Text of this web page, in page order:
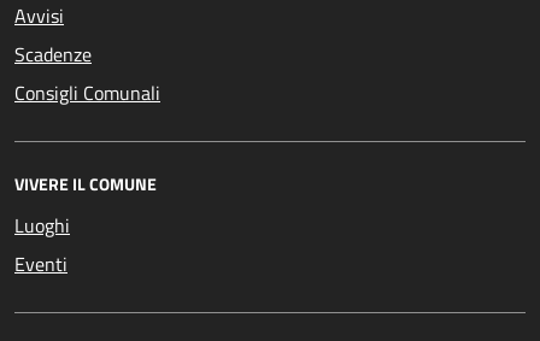
Avvisi
Scadenze
Consigli Comunali
VIVERE IL COMUNE
Luoghi
Eventi